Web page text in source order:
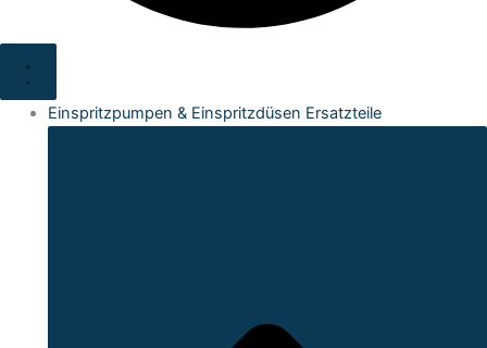
Einspritzpumpen & Einspritzdüsen Ersatzteile